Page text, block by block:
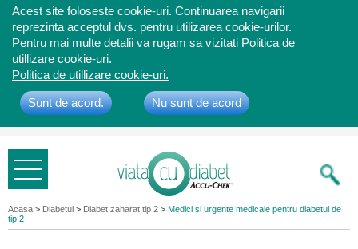
Acest site foloseste cookie-uri. Continuarea navigarii
reprezinta acceptul dvs. pentru utilizarea cookie-urilor.
Pentru mai multe detalii va rugam sa vizitati Politica de
utillizare cookie-uri.
Politica de utillizare cookie-uri.
Sunt de acord. Nu sunt de acord
Bine ati
venit
Acasa > Diabetul > Diabet zaharat tip 2 > Medici si urgente medicale pentru diabetul de
tip 2